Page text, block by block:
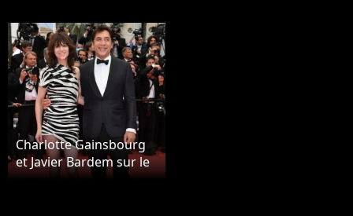
Charlotte Gainsbourg
et Javier Bardem sur le
red carpet, à